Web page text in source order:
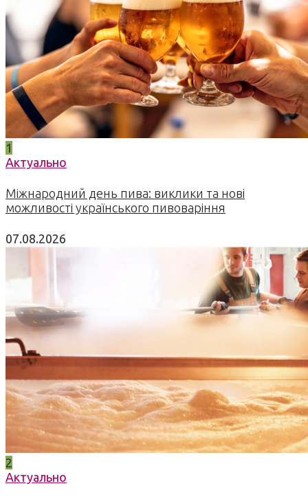
1
Актуально
Міжнародний день пива: виклики та нові
можливості українського пивоваріння
07.08.2026
2
Актуально